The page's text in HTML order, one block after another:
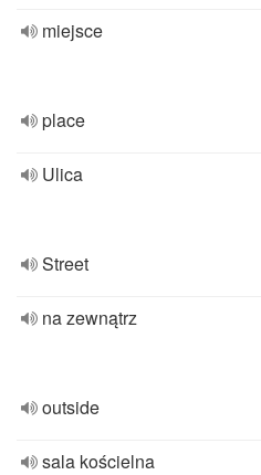
miejsce
place
Ulica
Street
na zewnątrz
outside
sala kościelna